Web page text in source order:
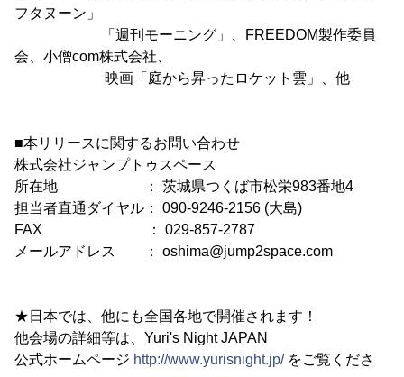
フタヌーン」
「週刊モーニング」、FREEDOM製作委員
会、小僧com株式会社、
映画「庭から昇ったロケット雲」、他
■本リリースに関するお問い合わせ
株式会社ジャンプトゥスペース
所在地 ： 茨城県つくば市松栄983番地4
担当者直通ダイヤル： 090-9246-2156 (大島)
FAX ： 029-857-2787
メールアドレス ： oshima@jump2space.com
★日本では、他にも全国各地で開催されます！
他会場の詳細等は、Yuri's Night JAPAN
公式ホームページ http://www.yurisnight.jp/をご覧くださ